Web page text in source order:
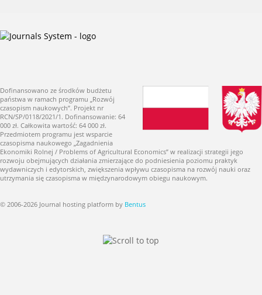
Dofinansowano ze środków budżetu
państwa w ramach programu „Rozwój
czasopism naukowych”. Projekt nr
RCN/SP/0118/2021/1. Dofinansowanie: 64
000 zł. Całkowita wartość: 64 000 zł.
Przedmiotem programu jest wsparcie
czasopisma naukowego „Zagadnienia
Ekonomiki Rolnej / Problems of Agricultural Economics” w realizacji strategii jego
rozwoju obejmujących działania zmierzające do podniesienia poziomu praktyk
wydawniczych i edytorskich, zwiększenia wpływu czasopisma na rozwój nauki oraz
utrzymania się czasopisma w międzynarodowym obiegu naukowym.
© 2006-2026 Journal hosting platform by Bentus